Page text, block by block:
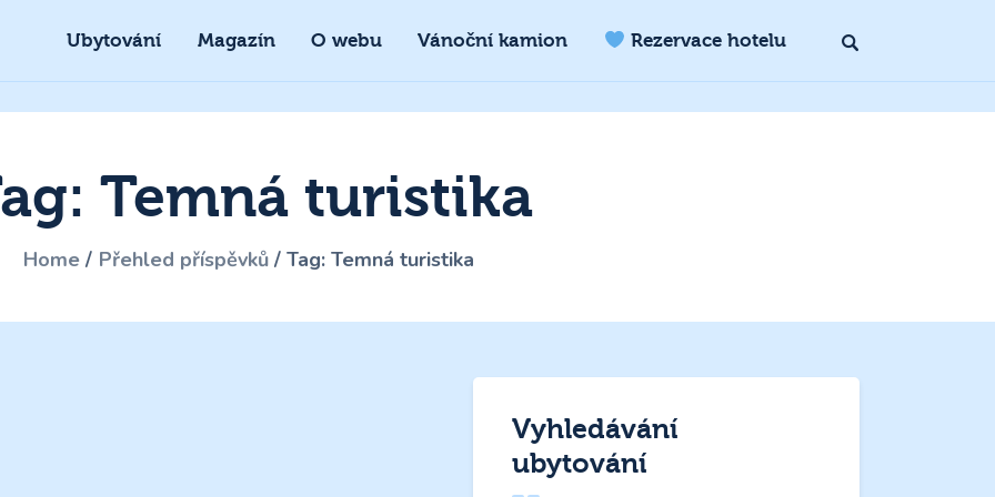
Ubytování Magazín O webu Vánoční kamion Rezervace hotelu
Temná turistika
Home Přehled příspěvků Tag: Temná turistika
Vyhledávání
ubytování